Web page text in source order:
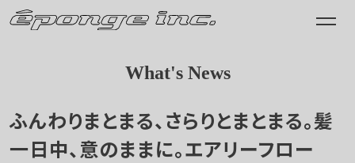
What's News
ふんわりまとまる、さらりとまとまる。髪
一日中、意のままに。エアリーフロー